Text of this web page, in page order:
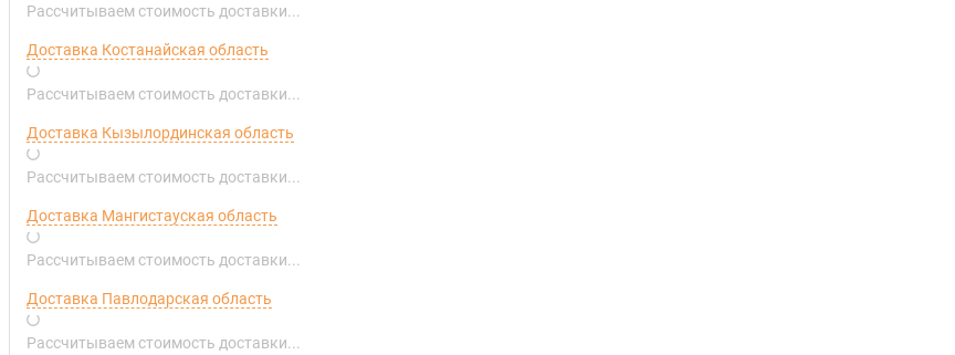
Рассчитываем стоимость доставки...
Доставка Костанайская область
Рассчитываем стоимость доставки...
Доставка Кызылординская область
Рассчитываем стоимость доставки...
Доставка Мангистауская область
Рассчитываем стоимость доставки...
Доставка Павлодарская область
Рассчитываем стоимость доставки...